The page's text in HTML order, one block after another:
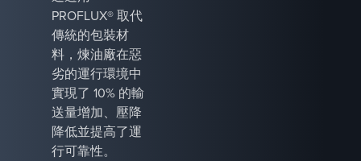
PROFLUX® 取代
傳統的包裝材
料，煉油廠在惡
劣的運行環境中
實現了 10% 的輸
送量增加、壓降
降低並提高了運
行可靠性。